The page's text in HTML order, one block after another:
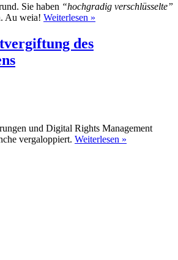
Sie haben “hochgradig verschlüsselte”
Au weia! Weiterlesen »
des
und Digital Rights Management
vergaloppiert. Weiterlesen »